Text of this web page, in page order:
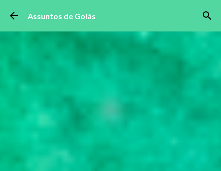
Pular para o conteúdo principal
Assuntos de Goiás